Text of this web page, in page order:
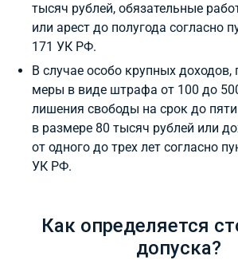
тысяч рублей, обязательные
или арест до полугода согласно
171 УК РФ.
В случае особо крупных
меры в виде штрафа от 100 до
лишения свободы на срок до
в размере 80 тысяч рублей или
от одного до трех лет согласно
УК РФ.
Как определяется
допуска?